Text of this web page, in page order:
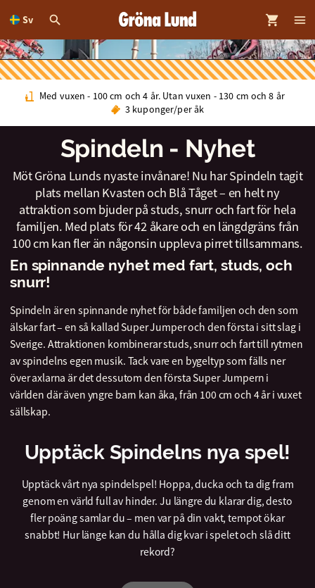
Sv
Med vuxen - 100 cm och 4 år. Utan vuxen - 130 cm och 8 år
3 kuponger/per åk
Spindeln - Nyhet
Möt Gröna Lunds nyaste invånare! Nu har Spindeln tagit
plats mellan Kvasten och Blå Tåget – en helt ny
attraktion som bjuder på studs, snurr och fart för hela
familjen. Med plats för 42 åkare och en längdgräns från
100 cm kan fler än någonsin uppleva pirret tillsammans.
En spinnande nyhet med fart, studs, och
snurr!
Spindeln är en spinnande nyhet för både familjen och den som
älskar fart – en så kallad Super Jumper och den första i sitt slag i
Sverige. Attraktionen kombinerar studs, snurr och fart till rytmen
av spindelns egen musik. Tack vare en bygeltyp som fälls ner
över axlarna är det dessutom den första Super Jumpern i
världen där även yngre barn kan åka, från 100 cm och 4 år i vuxet
sällskap.
Upptäck Spindelns nya spel!
Upptäck vårt nya spindelspel! Hoppa, ducka och ta dig fram
genom en värld full av hinder. Ju längre du klarar dig, desto
fler poäng samlar du – men var på din vakt, tempot ökar
snabbt! Hur länge kan du hålla dig kvar i spelet och slå ditt
rekord?